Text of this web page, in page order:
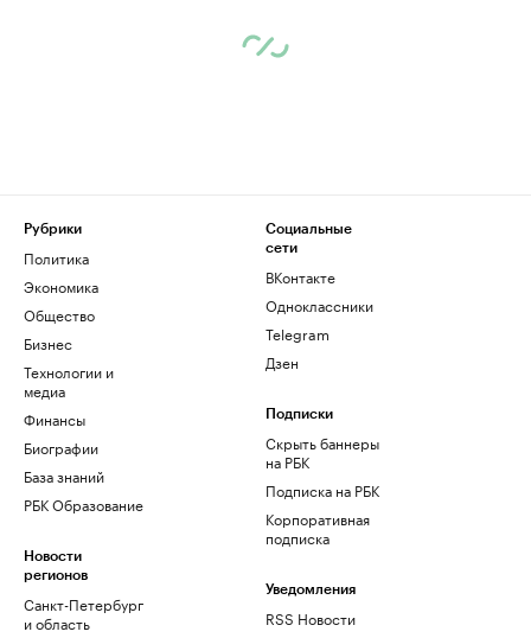
Рубрики
Политика
Экономика
Общество
Бизнес
Технологии и
медиа
Финансы
Биографии
База знаний
РБК Образование
Новости
регионов
Санкт-Петербург
и область
Социальные
сети
ВКонтакте
Одноклассники
Telegram
Дзен
Подписки
Скрыть баннеры
на РБК
Подписка на РБК
Корпоративная
подписка
Уведомления
RSS Новости